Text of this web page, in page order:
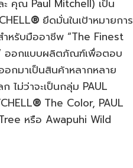
คุณ Paul Mitchell) เป็น
® ยึดมั่นในเป้าหมายการ
หรับมืออาชีพ “The Finest
ออกแบบผลิตภัณฑ์เพื่อตอบ
กมาเป็นสินค้าหลากหลาย
ไม่ว่าจะเป็นกลุ่ม PAUL
® The Color, PAUL
หรือ Awapuhi Wild